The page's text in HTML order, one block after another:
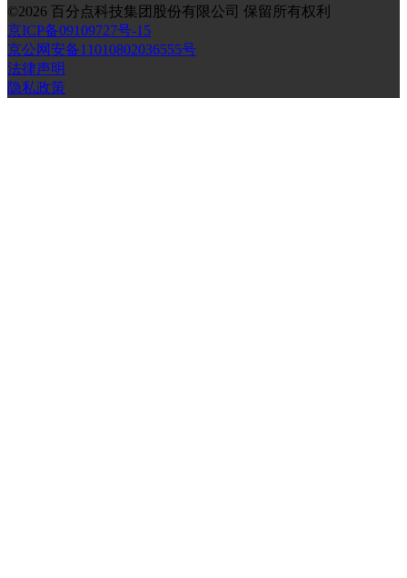
©2026 百分点科技集团股份有限公司 保留所有权利
京ICP备09109727号-15
京公网安备11010802036555号
法律声明
隐私政策